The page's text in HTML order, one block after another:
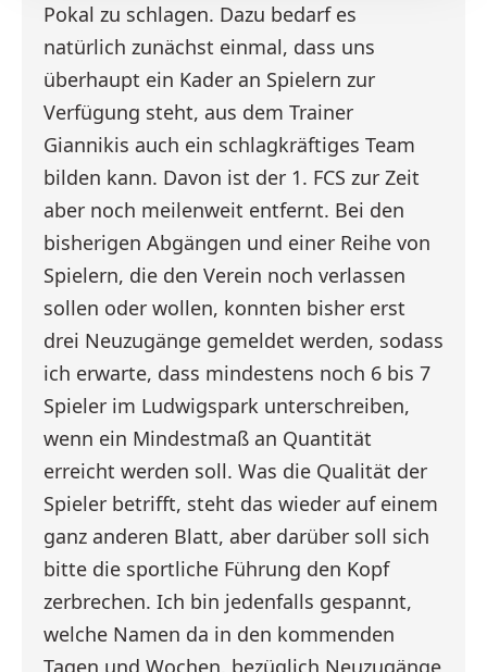
Pokal zu schlagen. Dazu bedarf es
natürlich zunächst einmal, dass uns
überhaupt ein Kader an Spielern zur
Verfügung steht, aus dem Trainer
Giannikis auch ein schlagkräftiges Team
bilden kann. Davon ist der 1. FCS zur Zeit
aber noch meilenweit entfernt. Bei den
bisherigen Abgängen und einer Reihe von
Spielern, die den Verein noch verlassen
sollen oder wollen, konnten bisher erst
drei Neuzugänge gemeldet werden, sodass
ich erwarte, dass mindestens noch 6 bis 7
Spieler im Ludwigspark unterschreiben,
wenn ein Mindestmaß an Quantität
erreicht werden soll. Was die Qualität der
Spieler betrifft, steht das wieder auf einem
ganz anderen Blatt, aber darüber soll sich
bitte die sportliche Führung den Kopf
zerbrechen. Ich bin jedenfalls gespannt,
welche Namen da in den kommenden